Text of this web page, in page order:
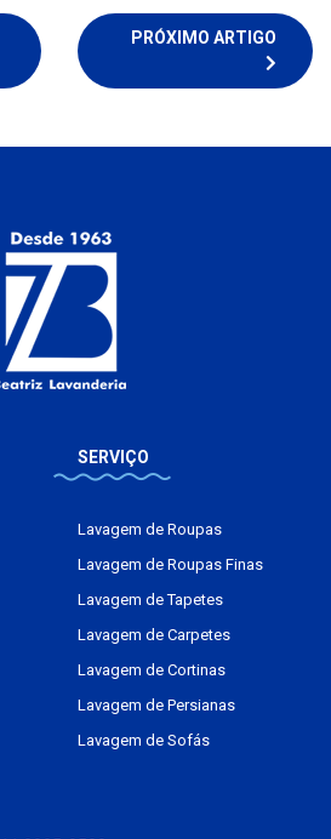
PRÓXIMO ARTIGO
SERVIÇO
Lavagem de Roupas
Lavagem de Roupas Finas
Lavagem de Tapetes
Lavagem de Carpetes
Lavagem de Cortinas
Lavagem de Persianas
Lavagem de Sofás